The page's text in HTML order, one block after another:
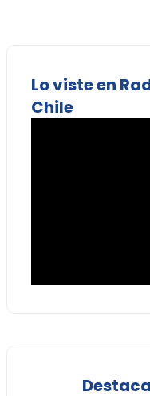
Lo viste en
Chile